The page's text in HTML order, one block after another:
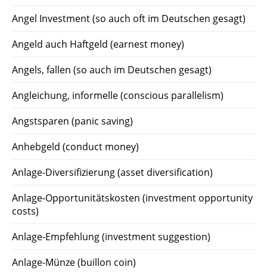
Angel Investment (so auch oft im Deutschen gesagt)
Angeld auch Haftgeld (earnest money)
Angels, fallen (so auch im Deutschen gesagt)
Angleichung, informelle (conscious parallelism)
Angstsparen (panic saving)
Anhebgeld (conduct money)
Anlage-Diversifizierung (asset diversification)
Anlage-Opportunitätskosten (investment opportunity
costs)
Anlage-Empfehlung (investment suggestion)
Anlage-Münze (buillon coin)